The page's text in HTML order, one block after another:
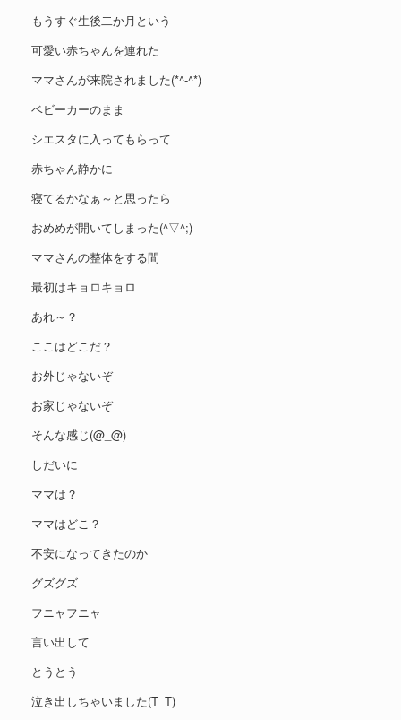
もうすぐ生後二か月という
可愛い赤ちゃんを連れた
ママさんが来院されました(*^-^*)
ベビーカーのまま
シエスタに入ってもらって
赤ちゃん静かに
寝てるかなぁ～と思ったら
おめめが開いてしまった(^▽^;)
ママさんの整体をする間
最初はキョロキョロ
あれ～？
ここはどこだ？
お外じゃないぞ
お家じゃないぞ
そんな感じ(@_@)
しだいに
ママは？
ママはどこ？
不安になってきたのか
グズグズ
フニャフニャ
言い出して
とうとう
泣き出しちゃいました(T_T)